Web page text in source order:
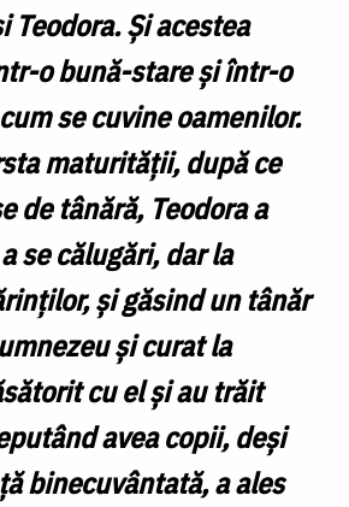
Teodora. Și acestea
o bună-stare și într-o
se cuvine oamenilor.
maturității, după ce
de tânără, Teodora a
se călugări, dar la
și găsind un tânăr
și curat la
cu el și au trăit
avea copii, deși
binecuvântată, a ales